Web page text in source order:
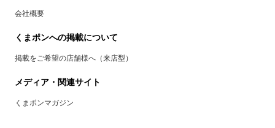
会社概要
くまポンへの掲載について
掲載をご希望の店舗様へ（来店型）
メディア・関連サイト
くまポンマガジン